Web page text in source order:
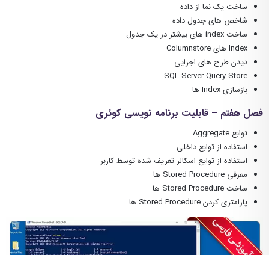
ساخت یک نما از داده
شاخص های جدول داده
ساخت index های بیشتر در یک جدول
Index های Columnstore
دیدن طرح های اجرایی
SQL Server Query Store
بازسازی Index ها
فصل هفتم – قابلیت برنامه نویسی کوئری
توابع Aggregate
استفاده از توابع داخلی
استفاده از توایع اسکالر تعریف شده توسط کاربر
معرفی Stored Procedure ها
ساخت Stored Procedure ها
پارامتری کردن Stored Procedure ها